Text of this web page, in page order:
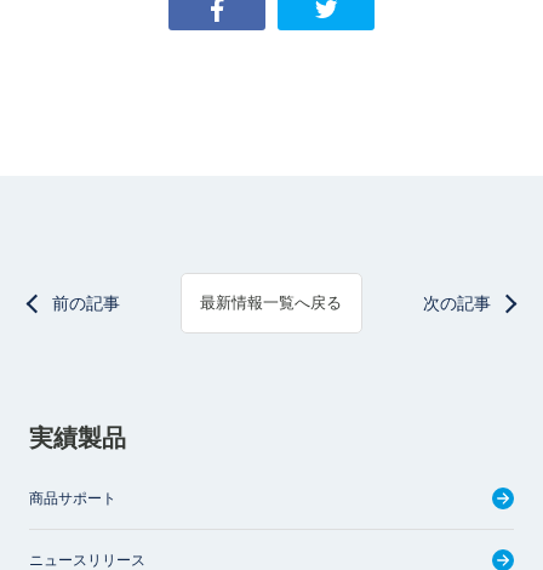
前の記事 最新情報一覧へ戻る 次の記事
実績製品
商品サポート
ニュースリリース